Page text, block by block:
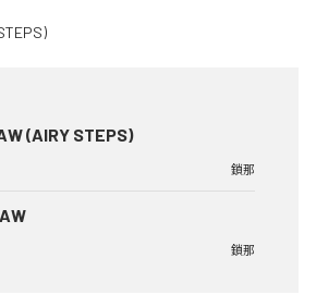
(AIRY STEPS)
鎖那
鎖那